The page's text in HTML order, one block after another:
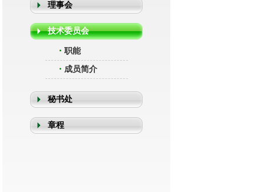
理事会
技术委员会
・ 职能
・ 成员简介
秘书处
章程